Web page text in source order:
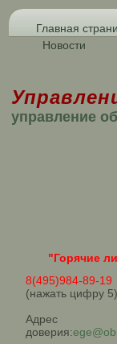
Главная
Новости
управление
"Горячие
8(495)984-89-19
(нажать цифру 5)
Адрес
доверия: